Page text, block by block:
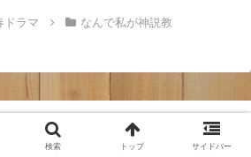
ドラマ なんで私が神説教
い！知りたい！
検索 トップ サイドバー